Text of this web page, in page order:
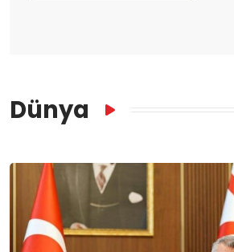
Dünya